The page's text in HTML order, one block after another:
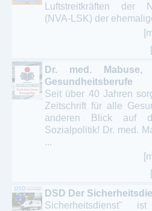
Luftstreitkräften der
(NVA-LSK) der
Dr. med.
Gesundheitsberufe
Seit über 40 Jahren
Zeitschrift für alle
anderen Blick auf
Sozialpolitik! Dr. med.
...
DSD Der
Sicherheitsdienst"